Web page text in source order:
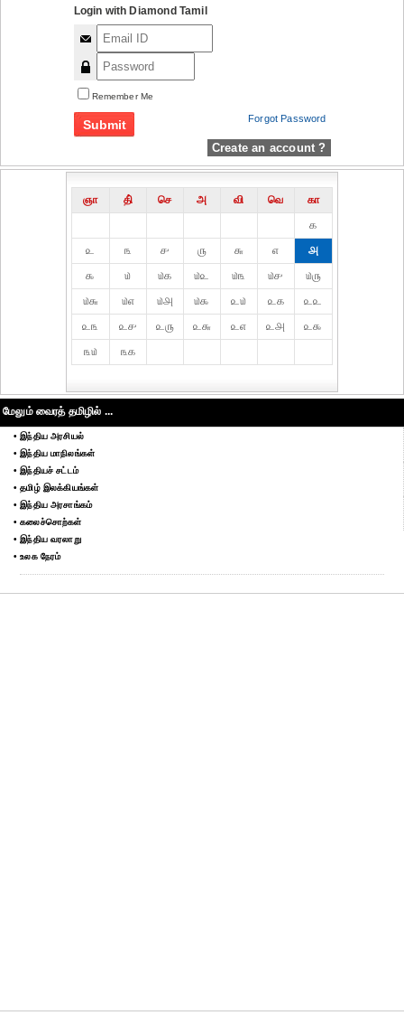
Login with Diamond Tamil
Remember Me
Forgot Password
Create an account ?
ஞா தி் செ அ வி வெ
கா
௧
௨
௩ ௪ ௫ ௬ ௭
௮
௯
௰ ௰௧ ௰௨ ௰௩ ௰௪
௰௫
௰௬
௰௭ ௰௮ ௰௯ ௨௰ ௨௧
௨௨
௨௩
௨௪ ௨௫ ௨௬ ௨௭ ௨௮
௨௯
௩௰
௩௧
மேலும் வைரத் தமிழில் ...
• இந்திய அரசியல்
• இந்திய மாநிலங்கள்
• இந்தியச் சட்டம்
• தமிழ் இலக்கியங்கள்
• இந்திய அரசாங்கம்
• கலைச்சொற்கள்
• இந்திய வரலாறு
• உலக நேரம்